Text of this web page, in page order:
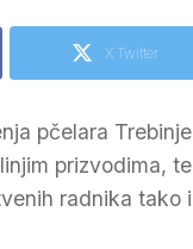
X Twitter
pčelara
prizvodima,
radnika tako